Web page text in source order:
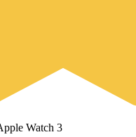
Watch 3